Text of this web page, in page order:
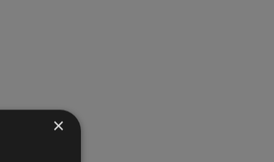
×